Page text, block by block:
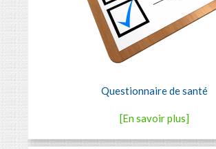
Questionnaire de santé
[En savoir plus]